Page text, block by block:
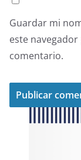
Guardar mi
este
comentario.